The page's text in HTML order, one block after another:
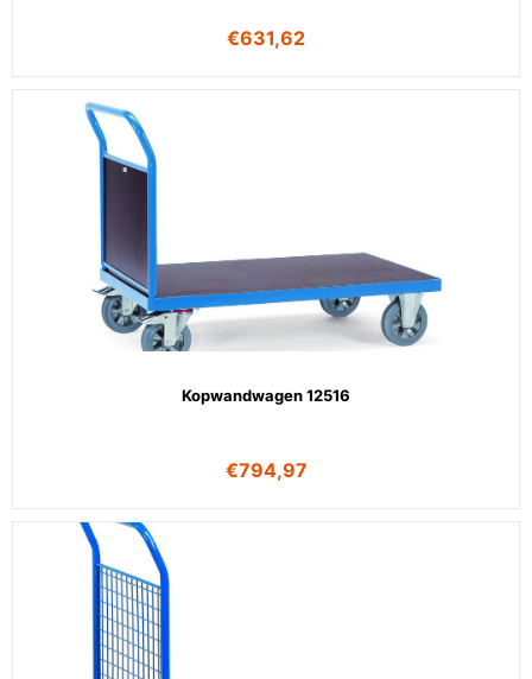
€631,62
Kopwandwagen 12516
€794,97